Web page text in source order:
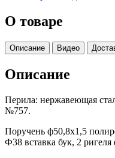
О товаре
Описание Видео
Описание
Перила: нержавеющая
№757.
Поручень ф50,8х1,5
Ф38 вставка бук, 2 ригеля